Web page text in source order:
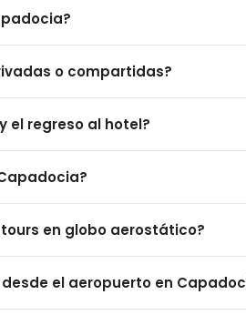
Kayseri Erkilet (ASR) y el
a través de operadores
o compartidas?
privados ofrecen un servicio
el regreso al hotel?
recogida y entrega en el hotel sin
utilizan vehículos con licencia y
en globo aerostático?
incluyen traslados en la
el aeropuerto en